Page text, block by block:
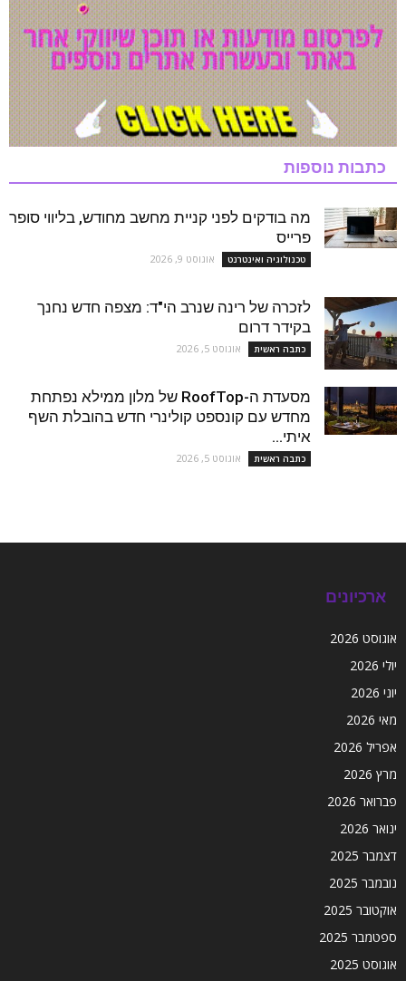
כתבות נוספות
מה בודקים לפני קניית מחשב מחודש, בליווי סופר
פרייס
טכנולוגיה ואינטרנט אוגוסט 9, 2026
לזכרה של רינה שנרב הי"ד: מצפה חדש נחנך
בקידר דרום
כתבה ראשית אוגוסט 5, 2026
מסעדת ה-RoofTop של מלון ממילא נפתחת
מחדש עם קונספט קולינרי חדש בהובלת השף
איתי...
כתבה ראשית אוגוסט 5, 2026
ארכיונים
אוגוסט 2026
יולי 2026
יוני 2026
מאי 2026
אפריל 2026
מרץ 2026
פברואר 2026
ינואר 2026
דצמבר 2025
נובמבר 2025
אוקטובר 2025
ספטמבר 2025
אוגוסט 2025